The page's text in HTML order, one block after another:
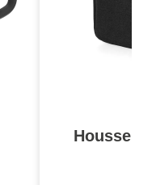
Housse